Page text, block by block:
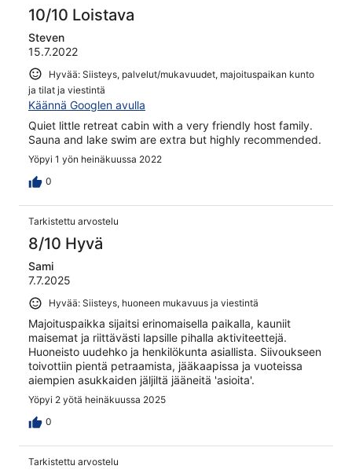
10/10 Loistava
Steven
15.7.2022
Hyvää: Siisteys, palvelut/mukavuudet, majoituspaikan kunto
ja tilat ja viestintä
Käännä Googlen avulla
Quiet little retreat cabin with a very friendly host family.
Sauna and lake swim are extra but highly recommended.
Yöpyi 1 yön heinäkuussa 2022
0
Tarkistettu arvostelu
8/10 Hyvä
Sami
7.7.2025
Hyvää: Siisteys, huoneen mukavuus ja viestintä
Majoituspaikka sijaitsi erinomaisella paikalla, kauniit
maisemat ja riittävästi lapsille pihalla aktiviteettejä.
Huoneisto uudehko ja henkilökunta asiallista. Siivoukseen
toivottiin pientä petraamista, jääkaapissa ja vuoteissa
aiempien asukkaiden jäljiltä jääneitä 'asioita'.
Yöpyi 2 yötä heinäkuussa 2025
0
Tarkistettu arvostelu